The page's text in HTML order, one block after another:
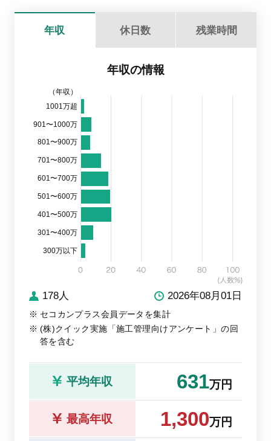
年収 休日数 残業時間
年収の情報
（年収）
1001万超
901〜1000万
801〜900万
701〜800万
601〜700万
501〜600万
401〜500万
301〜400万
300万以下
178人 2026年08月01日
セコカンプラス会員データを集計
(株)クイック実施「施工管理向けアンケート」の回
答を含む
平均年収 631万円
最高年収 1,300万円